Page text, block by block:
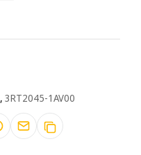
, 3RT2045-1AV00